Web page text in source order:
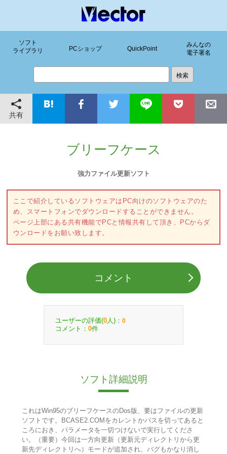
ソフト
ライブラリ
PCショップ QuickPoint
みんなの
電子署名
共有
ブリーフケース
強力ファイル更新ソフト
ここで紹介しているソフトウェアはPC向けのソフトウェアのた
め、スマートフォンでダウンロードすることができません。
ページ上部にある共有機能でPCと情報共有して頂き、PCからダ
ウンロードをお願い致します。
コメント
ユーザーの評価(0 人)： 0
コメント： 0件
ソフト詳細説明
これはWin95のブリーフケースのDos版、要はファイルの更新
ソフトです。BCASE2.COMをカレントかパスを切ってあると
ころにおき、パラメータを一切つけないで実行してくださ
い。（重要）今回は一方向更新（更新元ディレクトリから更
新先ディレクトリへ）モードが追加され、バグもかなり消し